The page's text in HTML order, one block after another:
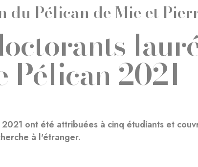
du Pélican de Mie et
Pélican 2021
2021 ont été attribuées à cinq étudiants et
à l'étranger.